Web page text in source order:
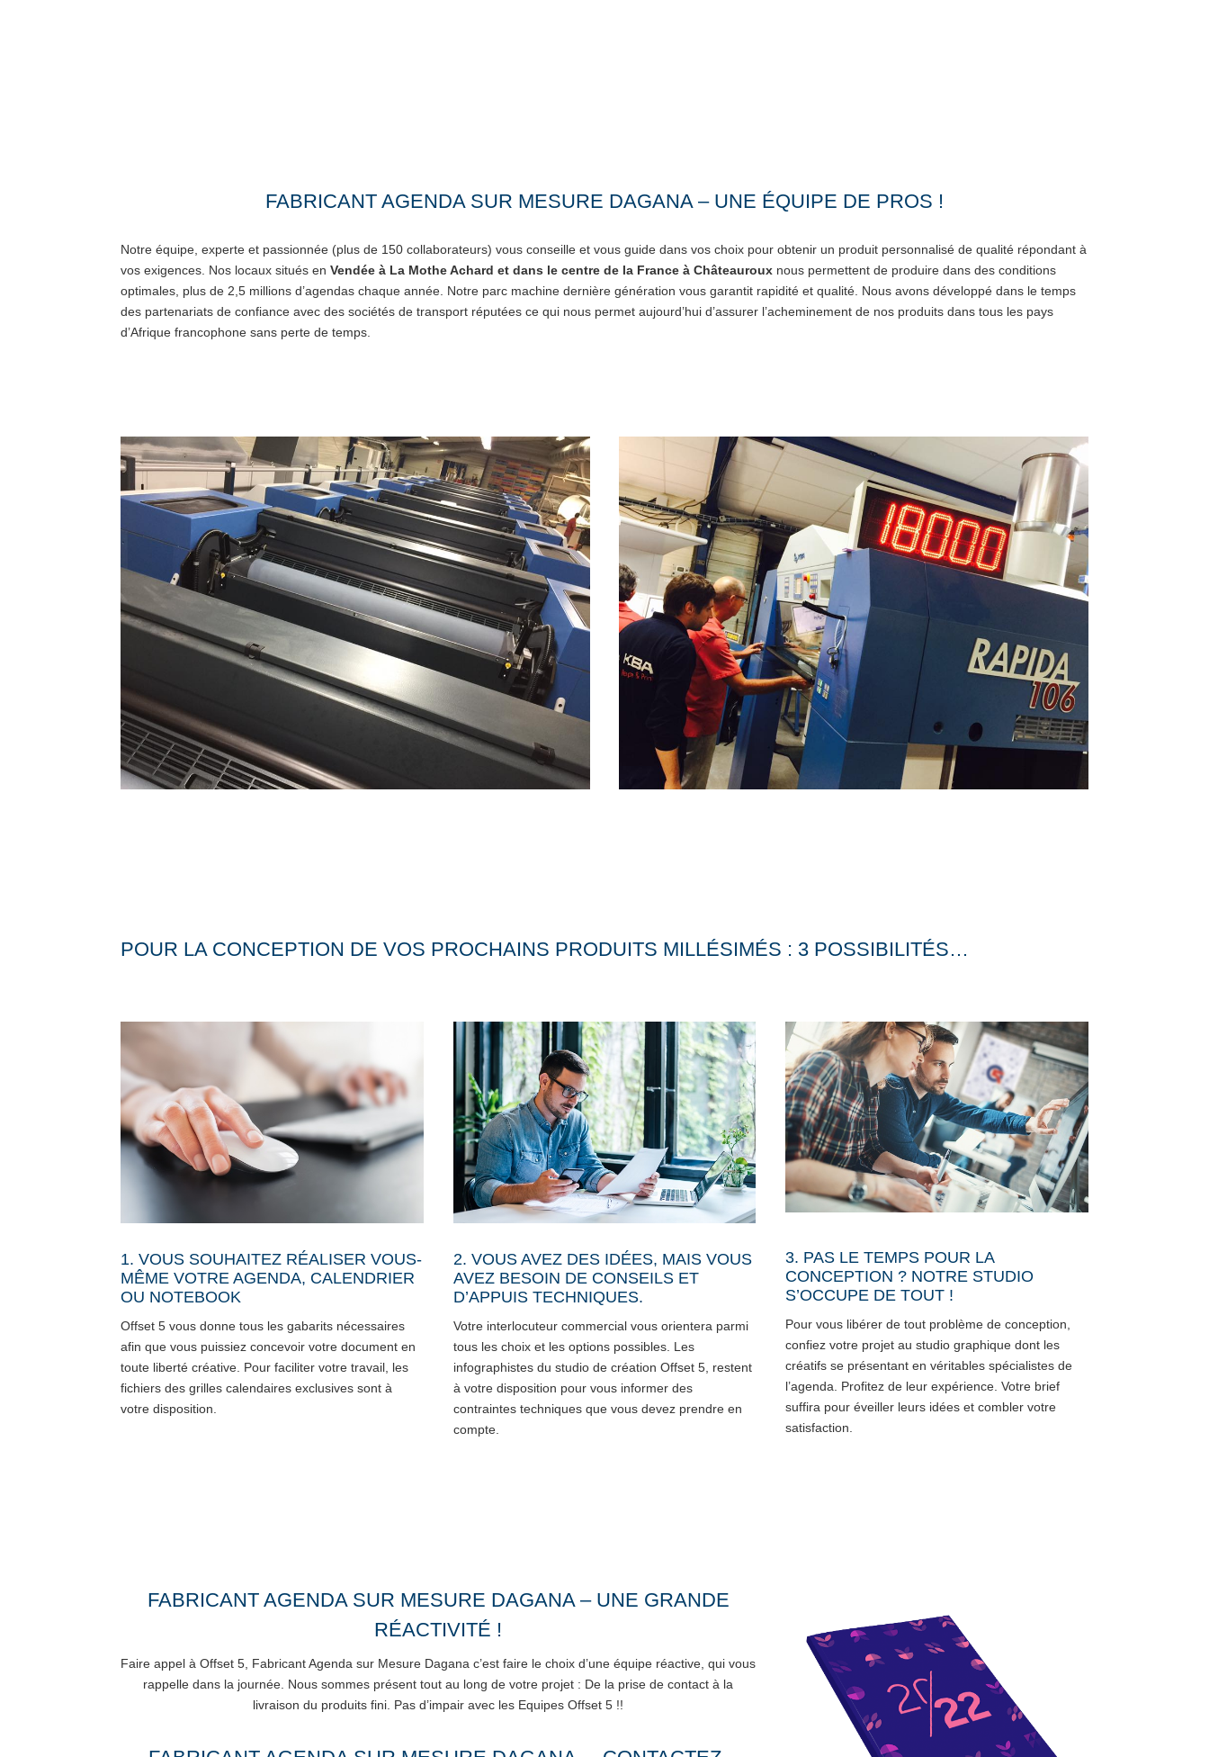
FABRICANT AGENDA SUR MESURE DAGANA – UNE ÉQUIPE DE PROS !
Notre équipe, experte et passionnée (plus de 150 collaborateurs) vous conseille et vous guide dans vos choix pour obtenir un produit personnalisé de qualité répondant à
vos exigences. Nos locaux situés enVendée à La Mothe Achard et dans le centre de la France à Châteauroux nous permettent de produire dans des conditions
optimales, plus de 2,5 millions d’agendas chaque année. Notre parc machine dernière génération vous garantit rapidité et qualité. Nous avons développé dans le temps
des partenariats de confiance avec des sociétés de transport réputées ce qui nous permet aujourd’hui d’assurer l’acheminement de nos produits dans tous les pays
d’Afrique francophone sans perte de temps.
POUR LA CONCEPTION DE VOS PROCHAINS PRODUITS MILLÉSIMÉS : 3 POSSIBILITÉS…
1. VOUS SOUHAITEZ RÉALISER VOUS-
MÊME VOTRE AGENDA, CALENDRIER
OU NOTEBOOK
Offset 5 vous donne tous les gabarits nécessaires
afin que vous puissiez concevoir votre document en
toute liberté créative. Pour faciliter votre travail, les
fichiers des grilles calendaires exclusives sont à
votre disposition.
2. VOUS AVEZ DES IDÉES, MAIS VOUS
AVEZ BESOIN DE CONSEILS ET
D’APPUIS TECHNIQUES.
Votre interlocuteur commercial vous orientera parmi
tous les choix et les options possibles. Les
infographistes du studio de création Offset 5, restent
à votre disposition pour vous informer des
contraintes techniques que vous devez prendre en
compte.
3. PAS LE TEMPS POUR LA
CONCEPTION ? NOTRE STUDIO
S’OCCUPE DE TOUT !
Pour vous libérer de tout problème de conception,
confiez votre projet au studio graphique dont les
créatifs se présentant en véritables spécialistes de
l’agenda. Profitez de leur expérience. Votre brief
suffira pour éveiller leurs idées et combler votre
satisfaction.
FABRICANT AGENDA SUR MESURE DAGANA – UNE GRANDE
RÉACTIVITÉ !
Faire appel à Offset 5, Fabricant Agenda sur Mesure Dagana c’est faire le choix d’une équipe réactive, qui vous
rappelle dans la journée. Nous sommes présent tout au long de votre projet : De la prise de contact à la
livraison du produits fini. Pas d’impair avec les Equipes Offset 5 !!